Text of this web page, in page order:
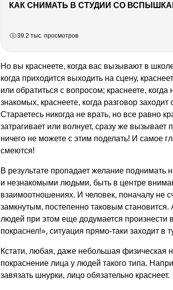
КАК СНИМАТЬ В СТУДИИ СО
39.2 тыс. просмотров
Но вы краснеете, когда вас вызывают в
когда приходится выходить на сцену,
или обратиться с вопросом; краснеете, когда
знакомых, краснеете, когда разговор
Стараетесь никогда не врать, но все равно
затрагивает или волнует, сразу же
ничего не можете с этим поделать! И самое
смеются!
В результате пропадает желание поднимать
и незнакомыми людьми, быть в центре
взаимоотношениях. И человек, поначалу не
замкнутым, постепенно таковым становится.
людей при этом еще додумается произнести
покраснел!», ситуация прямо-таки заходит в
Кстати, любая, даже небольшая физическая
покраснение лица у людей такого типа.
завязать шнурки, лицо обязательно краснеет.